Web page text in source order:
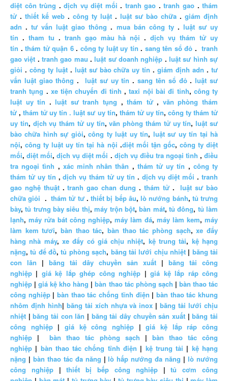
diệt côn trùng .dịch vụ diệt mối . tranh gao .tranh gao .thám
tử . thiết kế web . công ty luật . luật sư bào chữa . giám định
adn .tư vấn luật giao thông . mua bán công ty. luật sư uy
tín . tham tu . tranh gạo màu hà nội .dịch vụ thám tử uy
tín .thám tử quận 6. công ty luật uy tín . sang tên sổ đỏ .tranh
gao việt .tranh gao mau .luật sư doanh nghiệp .luật sư hình sự
giỏi . công ty luật. luật sư bào chữa uy tín .giám định adn .tư
vấn luật giao thông . luật sư uy tín .sang tên sổ đỏ.luật sư
tranh tụng . xe tiện chuyến đi tỉnh ,taxi nội bài đi tỉnh, công ty
luật uy tín .luật sư tranh tụng ,thám tử, văn phòng thám
tử ,thám tử uy tín . luật sư uy tín, thám tử uy tín, công ty thám tử
uy tín, dịch vụ thám tử uy tín,văn phòng thám tử uy tín,luật sư
bào chữa hình sự giỏi,công ty luật uy tín, luật sư uy tín tại hà
nội,công ty luật uy tín tại hà nội .diệt mối tận gốc, công ty diệt
mối,diệt mối,dịch vụ diệt mối . dịch vụ điều tra ngoại tình ,điều
tra ngoại tình , xác minh nhân thân , thám tử uy tín , công ty
thám tử uy tín ,dịch vụ thám tử uy tín . dịch vụ diệt mối .tranh
gao nghệ thuật.tranh gao chan dung . thám tử.luật sư bào
chữa giỏi .thám tử tư.thiết bị bếp âu,lò nướng bánh, tủ trưng
bày,tủ trưng bày siêu thị,máy trộn bột,bàn mát, tủ đông, tủ làm
lạnh, máy rửa bát công nghiệp, máy làm đá, máy làm kem, máy
làm kem tươi,bàn thao tác,bàn thao tác phòng sạch,xe đẩy
hàng nhà máy, xe đẩy có giá chịu nhiệt, kệ trung tải, kệ hạng
nặng,tủ để đồ,tủ phòng sạch, băng tải lưới chịu nhiệt| băng tải
con lăn | băng tải dây chuyền sản xuất | băng tải công
nghiệp | giá kệ lắp ghép công nghiệp |giá kệ lắp ráp công
nghiệp |giá kệ kho hàng |bàn thao tác phòng sạch | bàn thao tác
công nghiệp|bàn thao tác chống tĩnh điện | bàn thao tác khung
nhôm định hình| băng tải xích nhựa và inox |băng tải lưới chịu
nhiệt |băng tải con lăn | băng tải dây chuyền sản xuất |băng tải
công nghiệp|giá kệ công nghiệp |giá kệ lắp ráp công
nghiệp |bàn thao tác phòng sạch | bàn thao tác công
nghiệp | bàn thao tác chống tĩnh điện | kệ trung tải | kệ hạng
nặng | bàn thao tác đa năng |lò hấp nướng đa năng |lò nướng
công nghiệp|thiết bị bếp công nghiệp|tủ cơm công